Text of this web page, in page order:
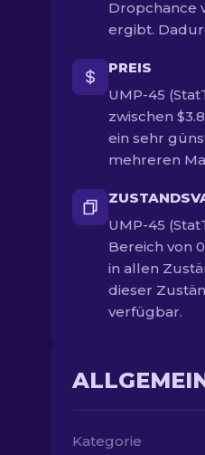
Dropchance
ergibt.
PREIS
UMP-45
zwischen
ein sehr
mehreren
UMP-45
Bereich von
in allen
dieser
verfügbar.
Kategorie